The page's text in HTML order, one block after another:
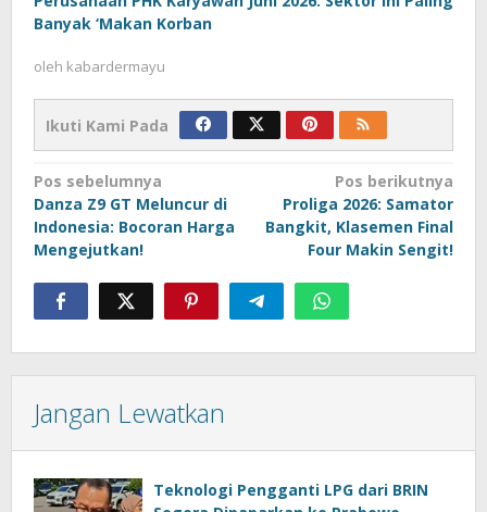
Banyak ‘Makan Korban
oleh kabardermayu
Ikuti Kami Pada
Navigasi
pos
Pos sebelumnya
Danza Z9 GT Meluncur di
Indonesia: Bocoran Harga
Mengejutkan!
Pos berikutnya
Proliga 2026: Samator
Bangkit, Klasemen Final
Four Makin Sengit!
Jangan Lewatkan
Teknologi Pengganti LPG dari BRIN